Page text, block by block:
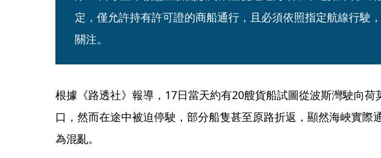
定，僅允許持有許可證的商船通行，且必須依照指定航線行駛
關注。
根據《路透社》報導，17日當天約有20艘貨船試圖從波斯灣駛向荷
口，然而在途中被迫停駛，部分船隻甚至原路折返，顯然海峽實際
為混亂。